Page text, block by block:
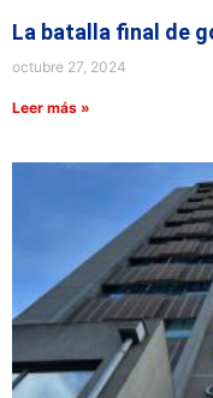
La batalla final de
octubre 27, 2024
Leer más »